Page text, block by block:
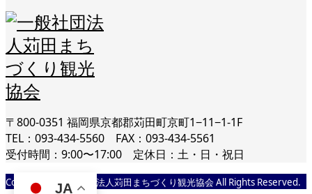
〒800-0351 福岡県京都郡苅田町京町1−11−1-1F
TEL：093-434-5560 FAX：093-434-5561
受付時間：9:00〜17:00 定休日：土・日・祝日
Copyright © 一般社団法人苅田まちづくり観光協会 All Rights Reserved.
JA